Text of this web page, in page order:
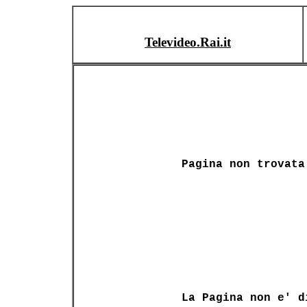
Televideo.Rai.it
Pagina non trovata
La Pagina non e'